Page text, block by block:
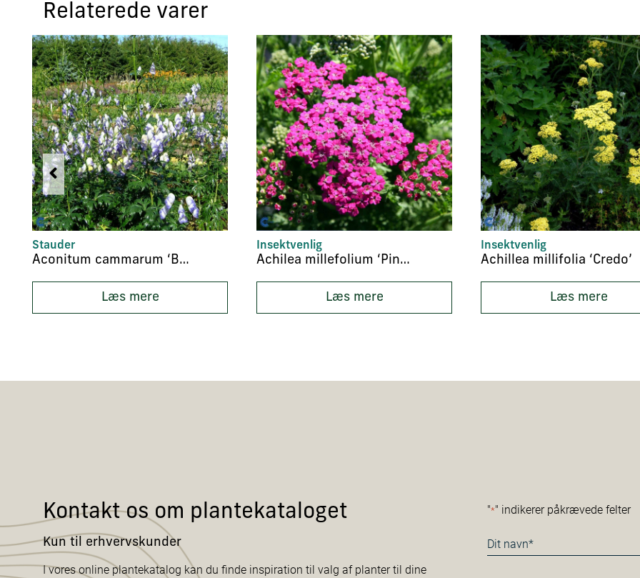
Relaterede varer
Stauder
Aconitum cammarum ‘Bicolor’
Læs mere
Insektvenlig
Achilea millefolium ‘Pink Grapefruit’
Læs mere
Insektvenlig
Achillea millifolia ‘Credo’
Læs mere
Kontakt os om plantekataloget
Kun til erhvervskunder
I vores online plantekatalog kan du finde inspiration til valg af planter til dine
"*" indikerer påkrævede felter
Navn
*